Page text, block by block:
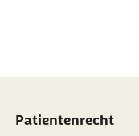
Patientenrecht